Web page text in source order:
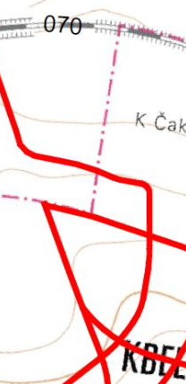
reklamních
kampaní.
Jejich pomocí
počet návštěv
a zdroje
návštěv našich
internetových
stránek. Data
získaná
pomocí
těchto
cookies
zpracováváme
souhrnně, bez
použití
identifikátorů,
které ukazují